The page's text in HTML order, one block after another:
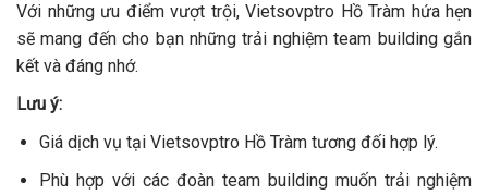
Với những ưu điểm vượt trội, Vietsovptro Hồ Tràm hứa hẹn
sẽ mang đến cho bạn những trải nghiệm team building gắn
kết và đáng nhớ.
Lưu ý:
Giá dịch vụ tại Vietsovptro Hồ Tràm tương đối hợp lý.
Phù hợp với các đoàn team building muốn trải nghiệm